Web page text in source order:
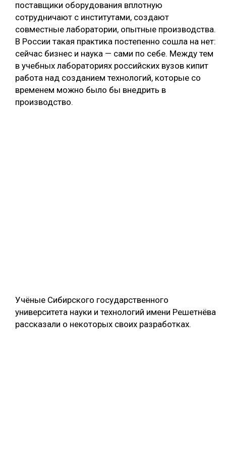
СУШКА ДРЕВЕСИНЫ
МЕБЕЛЬНОЕ ПРОИЗВОДСТВО
поставщики оборудования вплотную
сотрудничают с институтами, создают
совместные лаборатории, опытные производства.
В России такая практика постепенно сошла на нет:
сейчас бизнес и наука — сами по себе. Между тем
в учебных лабораториях российских вузов кипит
работа над созданием технологий, которые со
временем можно было бы внедрить в
производство.
Учёные Сибирского государственного
университета науки и технологий имени Решетнёва
рассказали о некоторых своих разработках.